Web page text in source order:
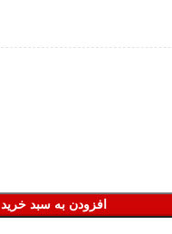
افزودن به سبد خرید